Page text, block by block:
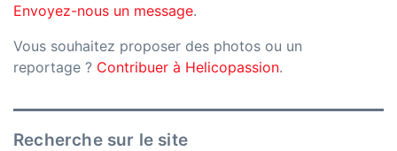
Envoyez-nous un message.
Vous souhaitez proposer des photos ou un
reportage ? Contribuer à Helicopassion.
Recherche sur le site